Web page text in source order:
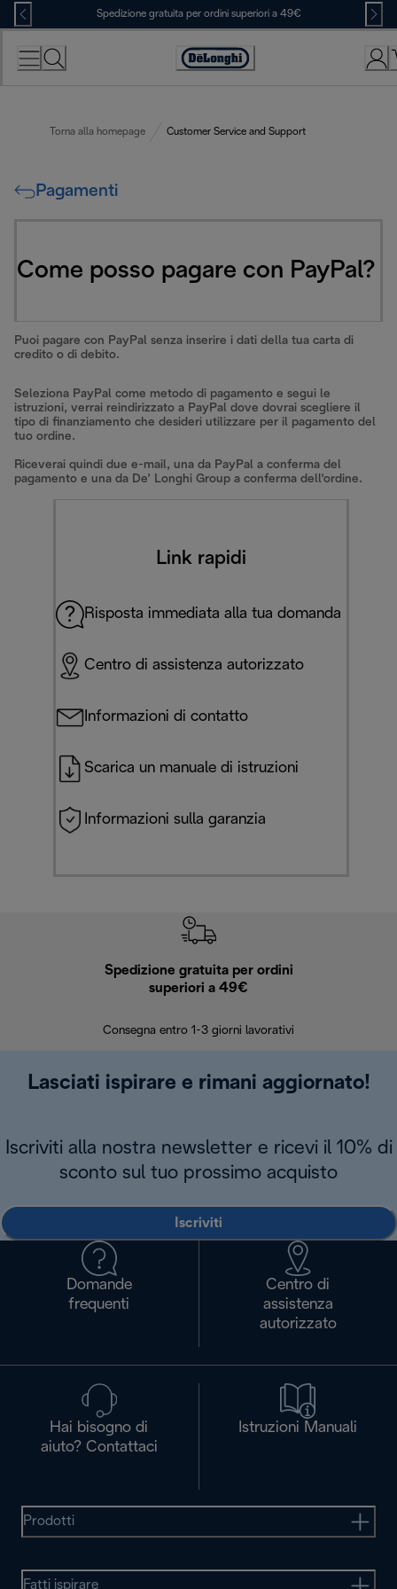
Skip
to
Content
Spedizione gratuita per ordini superiori a 49€
Accessibility
Torna alla homepage Customer Service and Support
Pagamenti
Come posso pagare con PayPal?
Puoi pagare con PayPal senza inserire i dati della tua carta di
credito o di debito.
Seleziona PayPal come metodo di pagamento e segui le
istruzioni, verrai reindirizzato a PayPal dove dovrai scegliere il
tipo di finanziamento che desideri utilizzare per il pagamento del
tuo ordine.
Riceverai quindi due e-mail, una da PayPal a conferma del
pagamento e una da De’ Longhi Group a conferma dell'ordine.
Link rapidi
Risposta immediata alla tua domanda
Centro di assistenza autorizzato
Informazioni di contatto
Scarica un manuale di istruzioni
Informazioni sulla garanzia
Spedizione gratuita per ordini
superiori a 49€
Consegna entro 1-3 giorni lavorativi
Lasciati ispirare e rimani aggiornato!
Iscriviti alla nostra newsletter e ricevi il 10% di
sconto sul tuo prossimo acquisto
Iscriviti
Domande
frequenti
Centro di
assistenza
autorizzato
Hai bisogno di
aiuto? Contattaci
Istruzioni Manuali
Prodotti
Fatti ispirare